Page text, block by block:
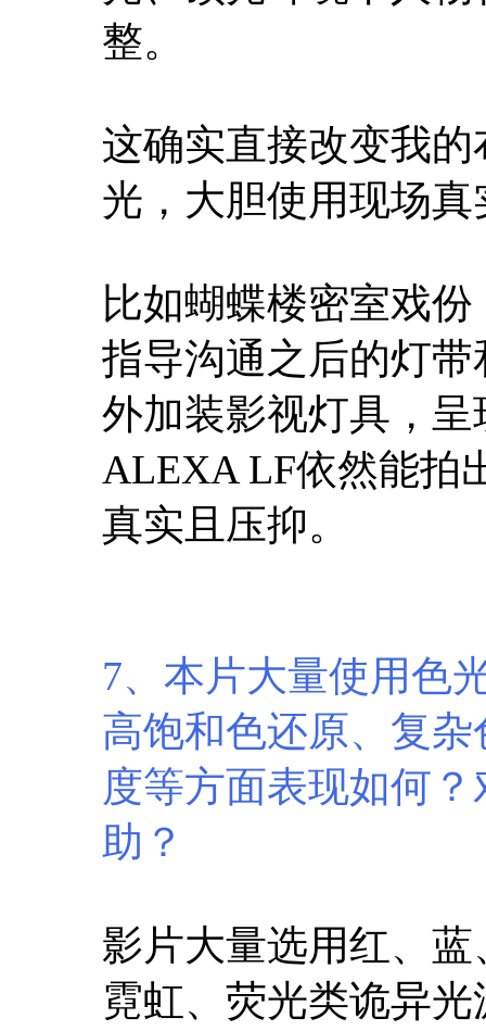
整。
这确实直接改变我
光，大胆使用现场真
比如蝴蝶楼密室戏
指导沟通之后的灯
外加装影视灯具，
ALEXA LF依然能拍
真实且压抑。
7、本片大量使用色
高饱和色还原、复
度等方面表现如何
助？
影片大量选用红、
霓虹、荧光类诡异